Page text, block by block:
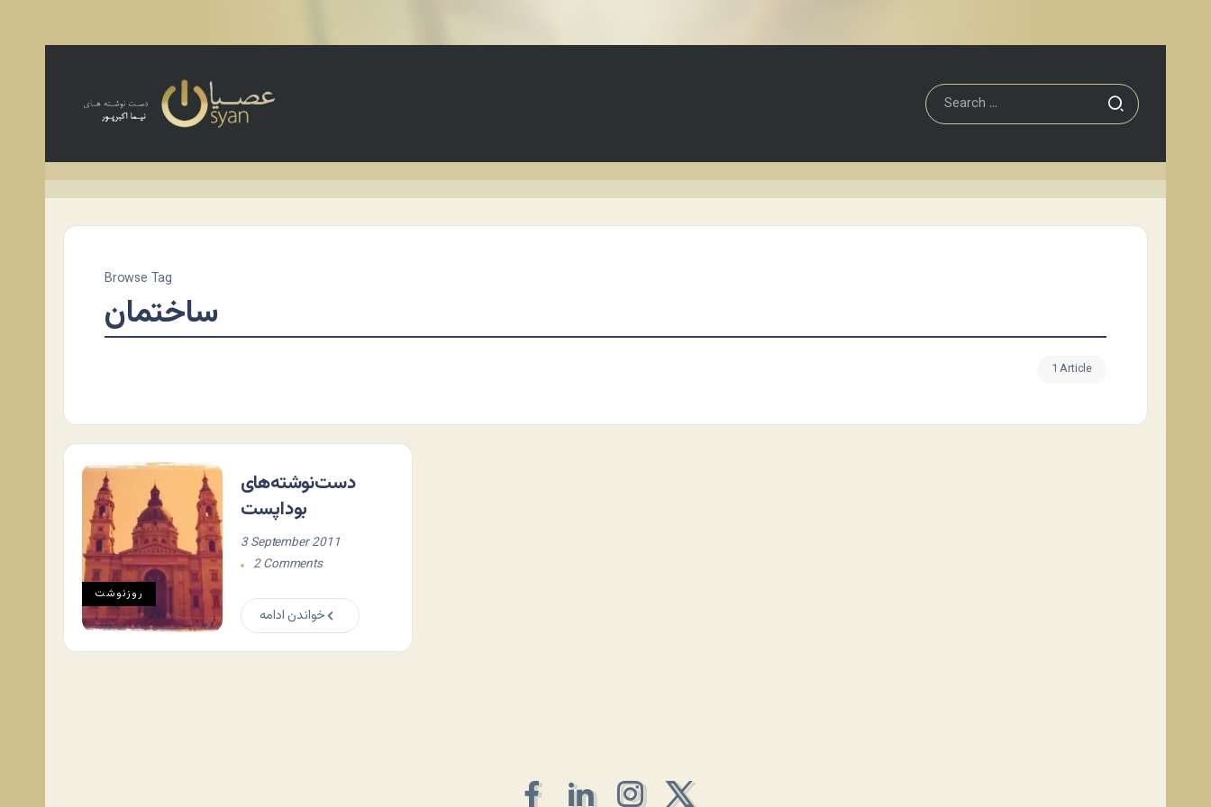
Browse Tag
ساختمان
1 Article
روزنوشت
دست‌نوشته‌های
بوداپست
3 September 2011
2 Comments
خواندن ادامه